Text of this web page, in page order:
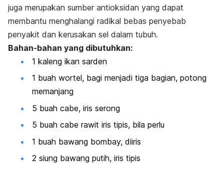
juga merupakan sumber antioksidan yang dapat
membantu menghalangi radikal bebas penyebab
penyakit dan kerusakan sel dalam tubuh.
Bahan-bahan yang dibutuhkan:
1 kaleng ikan sarden
1 buah wortel, bagi menjadi tiga bagian, potong
memanjang
5 buah cabe, iris serong
5 buah cabe rawit iris tipis, bila perlu
1 buah bawang bombay, diiris
2 siung bawang putih, iris tipis